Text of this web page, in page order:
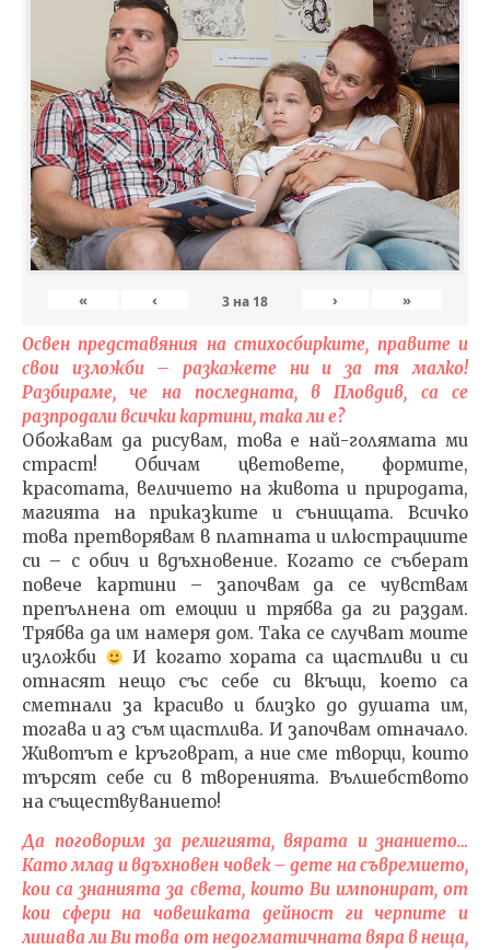
« ‹ 3 на 18 › »
Освен представяния на стихосбирките, правите и
свои изложби – разкажете ни и за тя малко!
Разбираме, че на последната, в Пловдив, са се
разпродали всички картини, така ли е?
Обожавам да рисувам, това е най-голямата ми
страст! Обичам цветовете, формите,
красотата, величието на живота и природата,
магията на приказките и сънищата. Всичко
това претворявам в платната и илюстрациите
си – с обич и вдъхновение. Когато се съберат
повече картини – започвам да се чувствам
препълнена от емоции и трябва да ги раздам.
Трябва да им намеря дом. Така се случват моите
изложби
И когато хората са щастливи и си
отнасят нещо със себе си вкъщи, което са
сметнали за красиво и близко до душата им,
тогава и аз съм щастлива. И започвам отначало.
Животът е кръговрат, а ние сме творци, които
търсят себе си в творенията. Вълшебството
на съществуванието!
Да поговорим за религията, вярата и знанието…
Като млад и вдъхновен човек – дете на съвремието,
кои са знанията за света, които Ви импонират, от
кои сфери на човешката дейност ги черпите и
лишава ли Ви това от недогматичната вяра в неща,